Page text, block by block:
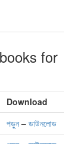
for
Download
পড়ুন– ডাউনলোড